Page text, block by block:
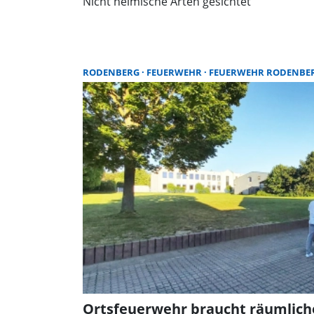
RODENBERG FEUERWEHR FEUERWEHR
Ortsfeuerwehr braucht